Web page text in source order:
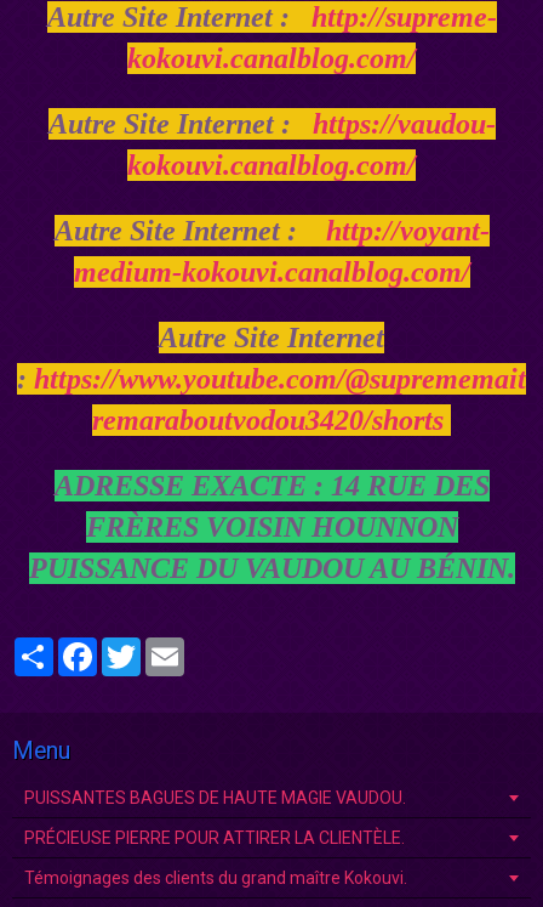
Autre Site Internet : http://supreme-
kokouvi.canalblog.com/
Autre Site Internet : https://vaudou-
kokouvi.canalblog.com/
Autre Site Internet : http://voyant-
medium-kokouvi.canalblog.com/
Autre Site Internet
: https://www.youtube.com/@suprememait
remaraboutvodou3420/shorts
ADRESSE EXACTE : 14 RUE DES
FRÈRES VOISIN HOUNNON
PUISSANCE DU VAUDOU AU BÉNIN.
PartagerFacebook
Twitter
Menu
PUISSANTES BAGUES DE HAUTE MAGIE VAUDOU.
PRÉCIEUSE PIERRE POUR ATTIRER LA CLIENTÈLE.
Témoignages des clients du grand maître Kokouvi.